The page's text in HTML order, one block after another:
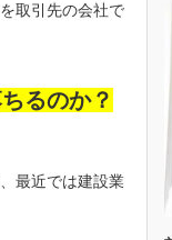
取引先の会社で
るのか？
最近では建設業